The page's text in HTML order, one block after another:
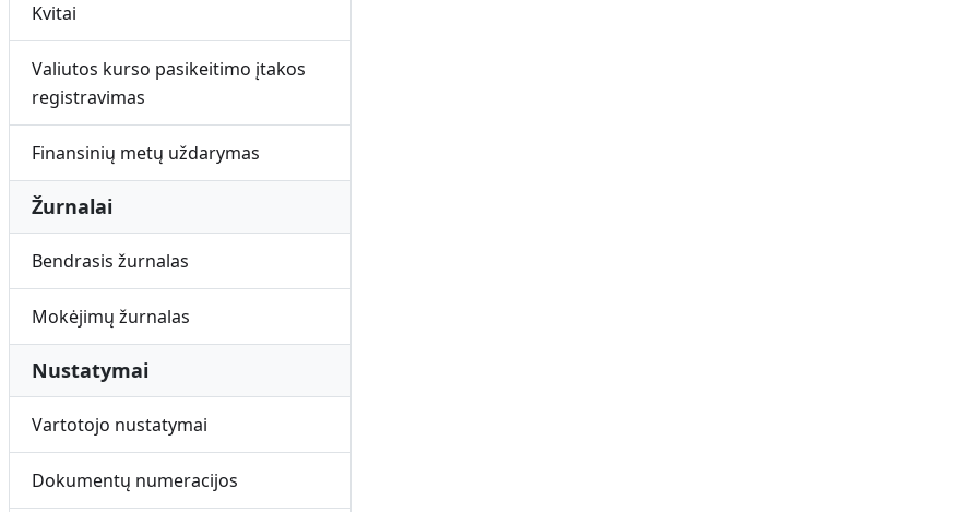
Kvitai
Valiutos kurso pasikeitimo įtakos
registravimas
Finansinių metų uždarymas
Žurnalai
Bendrasis žurnalas
Mokėjimų žurnalas
Nustatymai
Vartotojo nustatymai
Dokumentų numeracijos